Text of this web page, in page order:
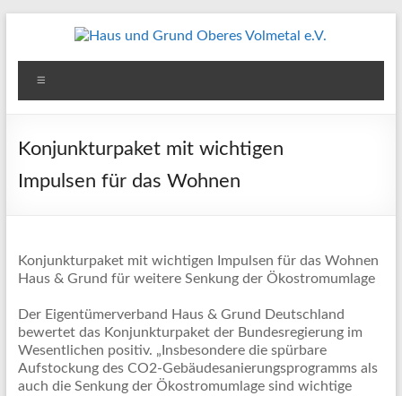
Haus
und
Grund
Oberes
Konjunkturpaket mit wichtigen
Impulsen für das Wohnen
Konjunkturpaket mit wichtigen Impulsen für das Wohnen
Haus & Grund für weitere Senkung der Ökostromumlage
Der Eigentümerverband Haus & Grund Deutschland
bewertet das Konjunkturpaket der Bundesregierung im
Wesentlichen positiv. „Insbesondere die spürbare
Aufstockung des CO2-Gebäudesanierungsprogramms als
auch die Senkung der Ökostromumlage sind wichtige